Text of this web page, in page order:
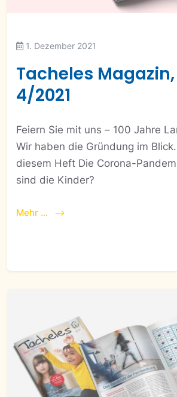
1. Dezember 2021
Tacheles
4/2021
Feiern Sie mit uns – 100 Jahre
Wir haben die Gründung im
diesem Heft Die Corona-
sind die Kinder?
Mehr ...